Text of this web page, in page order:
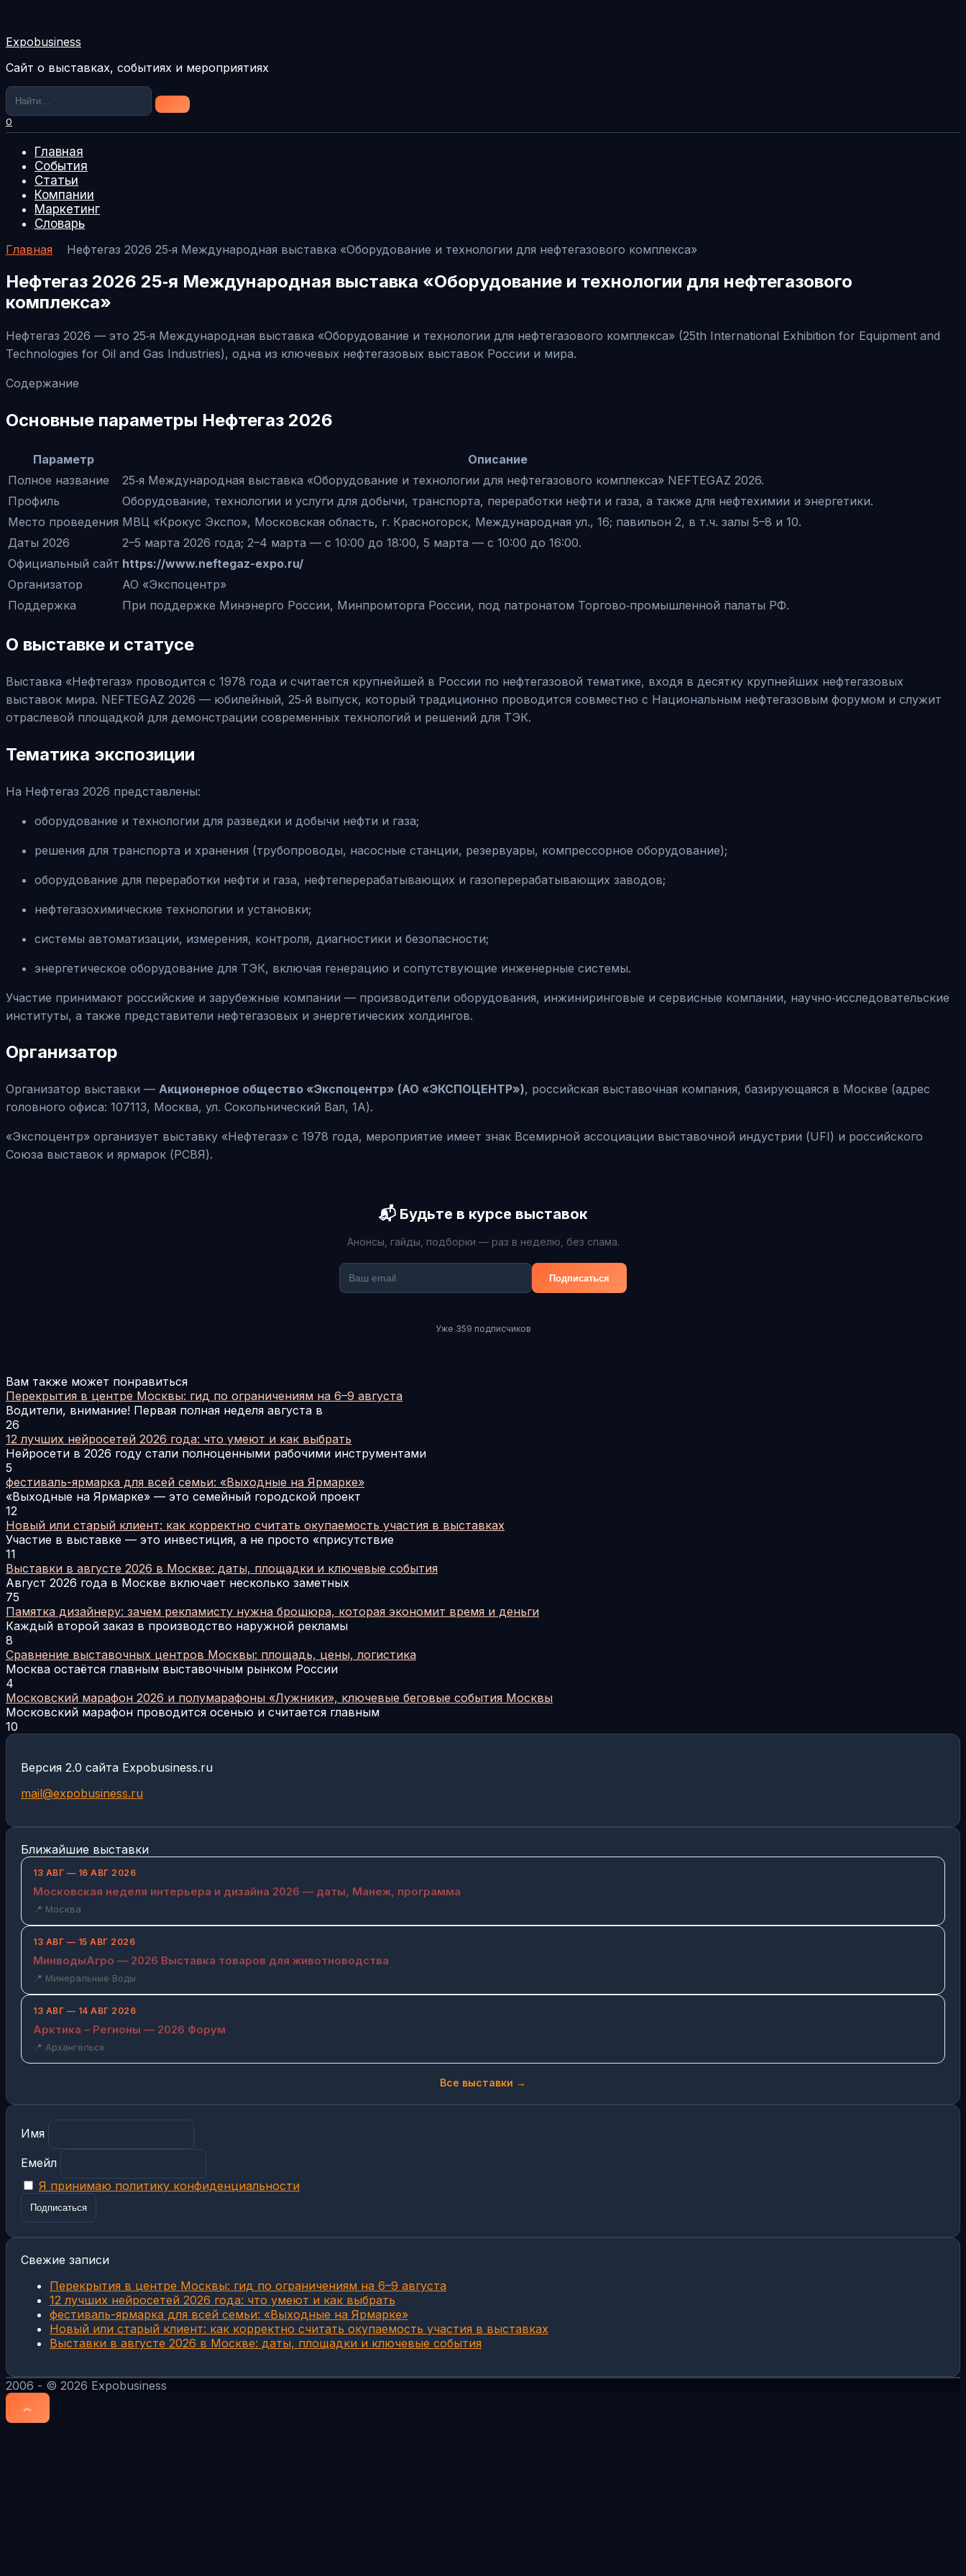
содержанию
Expobusiness
Сайт о выставках, событиях и мероприятиях
Search
for:
0
Главная
События
Статьи
Компании
Маркетинг
Словарь
Главная
Нефтегаз 2026 25‑я Международная выставка «Оборудование и технологии для нефтегазового комплекса»
Нефтегаз 2026 25‑я Международная выставка «Оборудование и технологии для нефтегазового
комплекса»
Нефтегаз 2026 — это 25‑я Международная выставка «Оборудование и технологии для нефтегазового комплекса» (25th International Exhibition for Equipment and
Technologies for Oil and Gas Industries), одна из ключевых нефтегазовых выставок России и мира.
Содержание
Основные параметры Нефтегаз 2026
Параметр
Описание
Полное название
25‑я Международная выставка «Оборудование и технологии для нефтегазового комплекса» NEFTEGAZ 2026.
Профиль
Оборудование, технологии и услуги для добычи, транспорта, переработки нефти и газа, а также для нефтехимии и энергетики.
Место проведения МВЦ «Крокус Экспо», Московская область, г. Красногорск, Международная ул., 16; павильон 2, в т.ч. залы 5–8 и 10.
Даты 2026
2–5 марта 2026 года; 2–4 марта — с 10:00 до 18:00, 5 марта — с 10:00 до 16:00.
Официальный сайт https://www.neftegaz-expo.ru/
Организатор
АО «Экспоцентр»
Поддержка
При поддержке Минэнерго России, Минпромторга России, под патронатом Торгово‑промышленной палаты РФ.
О выставке и статусе
Выставка «Нефтегаз» проводится с 1978 года и считается крупнейшей в России по нефтегазовой тематике, входя в десятку крупнейших нефтегазовых
выставок мира. NEFTEGAZ 2026 — юбилейный, 25‑й выпуск, который традиционно проводится совместно с Национальным нефтегазовым форумом и служит
отраслевой площадкой для демонстрации современных технологий и решений для ТЭК.
Тематика экспозиции
На Нефтегаз 2026 представлены:
оборудование и технологии для разведки и добычи нефти и газа;
решения для транспорта и хранения (трубопроводы, насосные станции, резервуары, компрессорное оборудование);
оборудование для переработки нефти и газа, нефтеперерабатывающих и газоперерабатывающих заводов;
нефтегазохимические технологии и установки;
системы автоматизации, измерения, контроля, диагностики и безопасности;
энергетическое оборудование для ТЭК, включая генерацию и сопутствующие инженерные системы.
Участие принимают российские и зарубежные компании — производители оборудования, инжиниринговые и сервисные компании, научно‑исследовательские
институты, а также представители нефтегазовых и энергетических холдингов.
Организатор
Организатор выставки — Акционерное общество «Экспоцентр» (АО «ЭКСПОЦЕНТР»), российская выставочная компания, базирующаяся в Москве (адрес
головного офиса: 107113, Москва, ул. Сокольнический Вал, 1А).
«Экспоцентр» организует выставку «Нефтегаз» с 1978 года, мероприятие имеет знак Всемирной ассоциации выставочной индустрии (UFI) и российского
Союза выставок и ярмарок (РСВЯ).
📬 Будьте в курсе выставок
Анонсы, гайды, подборки — раз в неделю, без спама.
Подписаться
Уже 359 подписчиков
Вам также может понравиться
Перекрытия в центре Москвы: гид по ограничениям на 6–9 августа
Водители, внимание! Первая полная неделя августа в
26
12 лучших нейросетей 2026 года: что умеют и как выбрать
Нейросети в 2026 году стали полноценными рабочими инструментами
5
фестиваль-ярмарка для всей семьи: «Выходные на Ярмарке»
«Выходные на Ярмарке» — это семейный городской проект
12
Новый или старый клиент: как корректно считать окупаемость участия в выставках
Участие в выставке — это инвестиция, а не просто «присутствие
11
Выставки в августе 2026 в Москве: даты, площадки и ключевые события
Август 2026 года в Москве включает несколько заметных
75
Памятка дизайнеру: зачем рекламисту нужна брошюра, которая экономит время и деньги
Каждый второй заказ в производство наружной рекламы
8
Сравнение выставочных центров Москвы: площадь, цены, логистика
Москва остаётся главным выставочным рынком России
4
Московский марафон 2026 и полумарафоны «Лужники», ключевые беговые события Москвы
Московский марафон проводится осенью и считается главным
10
Версия 2.0 сайта Expobusiness.ru
mail@expobusiness.ru
Ближайшие выставки
13 АВГ — 16 АВГ 2026
Московская неделя интерьера и дизайна 2026 — даты, Манеж, программа
📍 Москва
13 АВГ — 15 АВГ 2026
МинводыАгро — 2026 Выставка товаров для животноводства
📍 Минеральные Воды
13 АВГ — 14 АВГ 2026
Арктика – Регионы — 2026 Форум
📍 Архангельск
Все выставки →
Имя
Емейл
Я принимаю политику конфиденциальности
Свежие записи
Перекрытия в центре Москвы: гид по ограничениям на 6–9 августа
12 лучших нейросетей 2026 года: что умеют и как выбрать
фестиваль-ярмарка для всей семьи: «Выходные на Ярмарке»
Новый или старый клиент: как корректно считать окупаемость участия в выставках
Выставки в августе 2026 в Москве: даты, площадки и ключевые события
2006 - © 2026 Expobusiness